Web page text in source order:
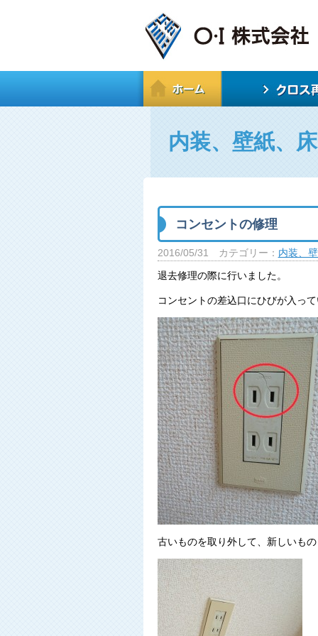
内装、壁紙、床
コンセントの修理
2016/05/31 カテゴリー： 内装、
退去修理の際に行いました。
コンセントの差込口にひびが入っ
古いものを取り外して、新しいも